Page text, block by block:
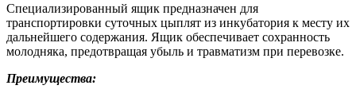
Специализированный ящик предназначен для
транспортировки суточных цыплят из инкубатория к месту их
дальнейшего содержания. Ящик обеспечивает сохранность
молодняка, предотвращая убыль и травматизм при перевозке.
Преимущества: